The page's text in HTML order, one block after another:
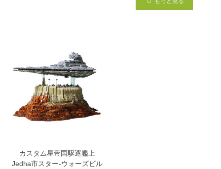
カスタム星帝国駆逐艦上
Jedha市スター-ウォーズビル